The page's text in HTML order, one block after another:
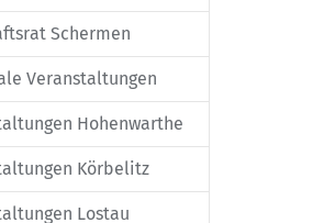
Schermen
Veranstaltungen
Hohenwarthe
Körbelitz
Lostau